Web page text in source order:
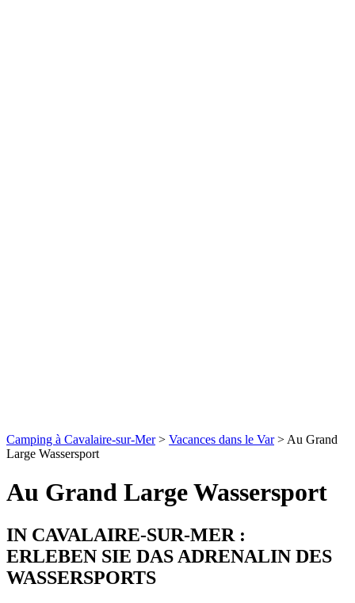
Camping à Cavalaire-sur-Mer> Vacances dans le Var> Au Grand
Large Wassersport
Au Grand Large Wassersport
IN CAVALAIRE-SUR-MER :
ERLEBEN SIE DAS ADRENALIN DES
WASSERSPORTS